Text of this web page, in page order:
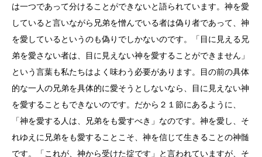
は一つであって分けることができないと語られています。神を愛
していると言いながら兄弟を憎んでいる者は偽り者であって、神
を愛しているというのも偽りでしかないのです。「目に見える兄
弟を愛さない者は、目に見えない神を愛することができません」
という言葉も私たちはよく味わう必要があります。目の前の具体
的な一人の兄弟を具体的に愛そうとしないなら、目に見えない神
を愛することもできないのです。だから２１節にあるように、
「神を愛する人は、兄弟をも愛すべき」なのです。神を愛し、そ
れゆえに兄弟をも愛することこそ、神を信じて生きることの神髄
です。「これが、神から受けた掟です」と言われていますが、そ